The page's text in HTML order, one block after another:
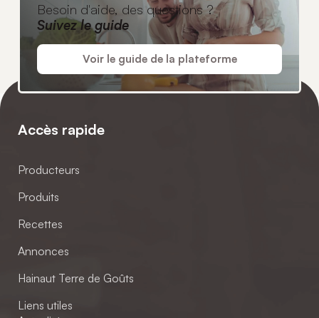
Besoin d'aide, des questions ?
Suivez le guide
Voir le guide de la plateforme
Accès rapide
Producteurs
Produits
Recettes
Annonces
Hainaut Terre de Goûts
Liens utiles